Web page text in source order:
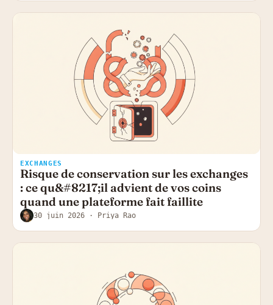
EXCHANGES
Risque de conservation sur les exchanges
: ce qu&#8217;il advient de vos coins
quand une plateforme fait faillite
30 juin 2026 · Priya Rao